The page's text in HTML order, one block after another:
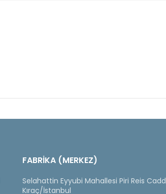
FABRİKA (MERKEZ)
Selahattin Eyyubi Mahallesi Piri Reis
Kıraç/İstanbul